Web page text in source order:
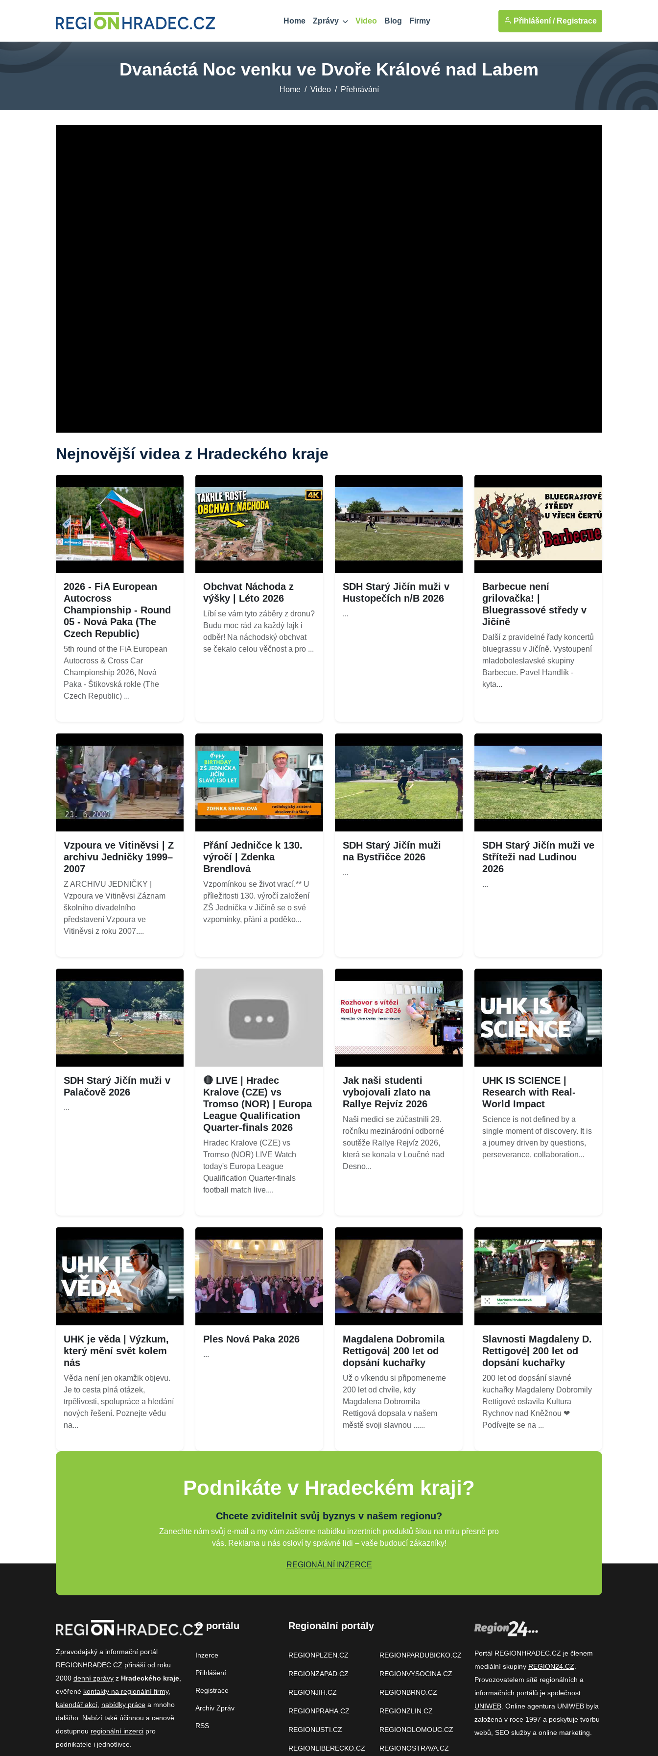
Home Zprávy Video Blog Firmy Přihlášení / Registrace
Dvanáctá Noc venku ve Dvoře Králové nad Labem
Home Video Přehrávání
Nejnovější videa z Hradeckého kraje
2026 - FiA European
Autocross
Championship - Round
05 - Nová Paka (The
Czech Republic)
5th round of the FiA European
Autocross & Cross Car
Championship 2026, Nová
Paka - Štikovská rokle (The
Czech Republic) ...
Obchvat Náchoda z
výšky | Léto 2026
Líbí se vám tyto záběry z dronu?
Budu moc rád za každý lajk i
odběr! Na náchodský obchvat
se čekalo celou věčnost a pro ...
SDH Starý Jičín muži v
Hustopečích n/B 2026
...
Barbecue není
grilovačka! |
Bluegrassové středy v
Jičíně
Další z pravidelné řady koncertů
bluegrassu v Jičíně. Vystoupení
mladoboleslavské skupiny
Barbecue. Pavel Handlík -
kyta...
Vzpoura ve Vitiněvsi | Z
archivu Jedničky 1999–
2007
Z ARCHIVU JEDNIČKY |
Vzpoura ve Vitiněvsi Záznam
školního divadelního
představení Vzpoura ve
Vitiněvsi z roku 2007....
Přání Jedničce k 130.
výročí | Zdenka
Brendlová
Vzpomínkou se život vrací.** U
příležitosti 130. výročí založení
ZŠ Jednička v Jičíně se o své
vzpomínky, přání a poděko...
SDH Starý Jičín muži
na Bystřičce 2026
...
SDH Starý Jičín muži ve
Stříteži nad Ludinou
2026
...
SDH Starý Jičín muži v
Palačově 2026
...
🔴 LIVE | Hradec
Kralove (CZE) vs
Tromso (NOR) | Europa
League Qualification
Quarter-finals 2026
Hradec Kralove (CZE) vs
Tromso (NOR) LIVE Watch
today's Europa League
Qualification Quarter-finals
football match live....
Jak naši studenti
vybojovali zlato na
Rallye Rejvíz 2026
Naši medici se zúčastnili 29.
ročníku mezinárodní odborné
soutěže Rallye Rejvíz 2026,
která se konala v Loučné nad
Desno...
UHK IS SCIENCE |
Research with Real-
World Impact
Science is not defined by a
single moment of discovery. It is
a journey driven by questions,
perseverance, collaboration...
UHK je věda | Výzkum,
který mění svět kolem
nás
Věda není jen okamžik objevu.
Je to cesta plná otázek,
trpělivosti, spolupráce a hledání
nových řešení. Poznejte vědu
na...
Ples Nová Paka 2026
...
Magdalena Dobromila
Rettigová| 200 let od
dopsání kuchařky
Už o víkendu si připomeneme
200 let od chvíle, kdy
Magdalena Dobromila
Rettigová dopsala v našem
městě svoji slavnou ......
Slavnosti Magdaleny D.
Rettigové| 200 let od
dopsání kuchařky
200 let od dopsání slavné
kuchařky Magdaleny Dobromily
Rettigové oslavila Kultura
Rychnov nad Kněžnou ❤
Podívejte se na ...
Podnikáte v Hradeckém kraji?
Chcete zviditelnit svůj byznys v našem regionu?
Zanechte nám svůj e-mail a my vám zašleme nabídku inzertních produktů šitou na míru přesně pro
vás. Reklama u nás osloví ty správné lidi – vaše budoucí zákazníky!
REGIONÁLNÍ INZERCE
Zpravodajský a informační portál
REGIONHRADEC.CZ přináší od roku
2000 denní zprávy z Hradeckého kraje
ověřené kontakty na regionální firmy,
kalendář akcí nabídky práce a mnoho
dalšího. Nabízí také účinnou a cenově
dostupnou regionální inzerci pro
podnikatele i jednotlivce.
O portálu
Inzerce
Přihlášení
Registrace
Archiv Zpráv
RSS
Regionální portály
REGIONPLZEN.CZ
REGIONZAPAD.CZ
REGIONJIH.CZ
REGIONPRAHA.CZ
REGIONUSTI.CZ
REGIONLIBERECKO.CZ
REGIONPARDUBICKO.CZ
REGIONVYSOCINA.CZ
REGIONBRNO.CZ
REGIONZLIN.CZ
REGIONOLOMOUC.CZ
REGIONOSTRAVA.CZ
Portál REGIONHRADEC.CZ je členem
mediální skupiny REGION24.CZ
Provozovatelem sítě regionálních a
informačních portálů je společnost
UNIWEB . Online agentura UNIWEB byla
založená v roce 1997 a poskytuje tvorbu
webů, SEO služby a online marketing.